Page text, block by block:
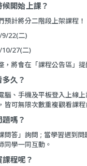
開始上課？
預計將分二階段上架課程！
9/22(二)
10/27(二)
，將會在「課程公告區」提
久？
腦、手機及平板登入上線
皆可無限次數重複觀看課程
嗎？
問答」詢問 ; 當學習遇到
同學一同互動。
程呢？